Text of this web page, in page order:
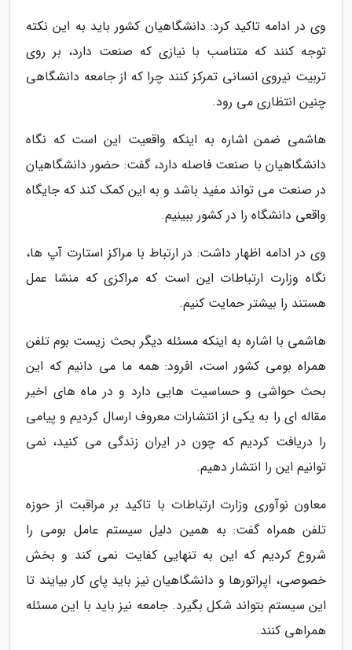
وی در ادامه تاکید کرد: دانشگاهیان کشور باید به این نکته
توجه کنند که متناسب با نیازی که صنعت دارد، بر روی
تربیت نیروی انسانی تمرکز کنند چرا که از جامعه دانشگاهی
چنین انتظاری می رود.
هاشمی ضمن اشاره به اینکه واقعیت این است که نگاه
دانشگاهیان با صنعت فاصله دارد، گفت: حضور دانشگاهیان
در صنعت می تواند مفید باشد و به این کمک کند که جایگاه
واقعی دانشگاه را در کشور ببینیم.
وی در ادامه اظهار داشت: در ارتباط با مراکز استارت آپ ها،
نگاه وزارت ارتباطات این است که مراکزی که منشا عمل
هستند را بیشتر حمایت کنیم.
هاشمی با اشاره به اینکه مسئله دیگر بحث زیست بوم تلفن
همراه بومی کشور است، افرود: همه ما می دانیم که این
بحث حواشی و حساسیت هایی دارد و در ماه های اخیر
مقاله ای را به یکی از انتشارات معروف ارسال کردیم و پیامی
را دریافت کردیم که چون در ایران زندگی می کنید، نمی
توانیم این را انتشار دهیم.
معاون نوآوری وزارت ارتباطات با تاکید بر مراقبت از حوزه
تلفن همراه گفت: به همین دلیل سیستم عامل بومی را
شروع کردیم که این به تنهایی کفایت نمی کند و بخش
خصوصی، اپراتورها و دانشگاهیان نیز باید پای کار بیایند تا
این سیستم بتواند شکل بگیرد. جامعه نیز باید با این مسئله
همراهی کنند.